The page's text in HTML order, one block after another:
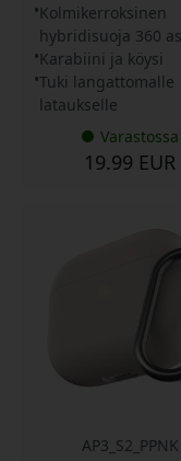
Kolmikerroksinen
hybridisuoja 360
Karabiini ja köysi
Tuki langattomalle
lataukselle
Varastossa
19.99 EUR
AP3_S2_PPNK